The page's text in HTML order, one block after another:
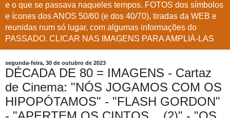
e o que se passava naqueles tempos. FOTOS dos símbolos
e ícones dos ANOS 50/60 (e dos 40/70), tiradas da WEB e
reunidas num só lugar, com algumas informações do
PASSADO. CLICAR NAS IMAGENS PARA AMPLIÁ-LAS
segunda-feira, 30 de outubro de 2023
DÉCADA DE 80 = IMAGENS - Cartaz
de Cinema: "NÓS JOGAMOS COM OS
HIPOPÓTAMOS" - "FLASH GORDON"